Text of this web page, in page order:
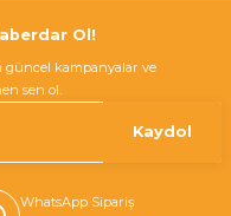
Ol!
güncel kampanyalar ve
sen ol.
Kaydol
WhatsApp Sipariş